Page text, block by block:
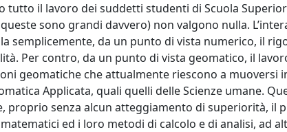
tutto il lavoro dei suddetti studenti di Scuola
sono grandi davvero) non valgono nulla.
semplicemente, da un punto di vista numerico, il
Per contro, da un punto di vista geomatico, il
geomatiche che attualmente riescono a
Applicata, quali quelli delle Scienze umane.
proprio senza alcun atteggiamento di superiorità, il
ed i loro metodi di calcolo e di analisi, ad